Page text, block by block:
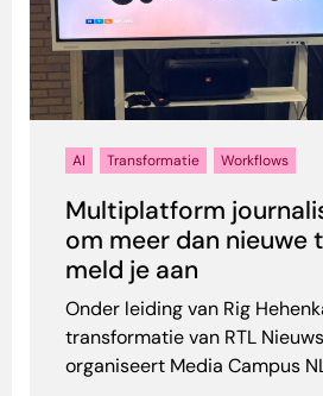
AI Transformatie Workflows
Multiplatform
om meer dan nieuwe
meld je aan
Onder leiding van Rig
transformatie van RTL
organiseert Media Campus